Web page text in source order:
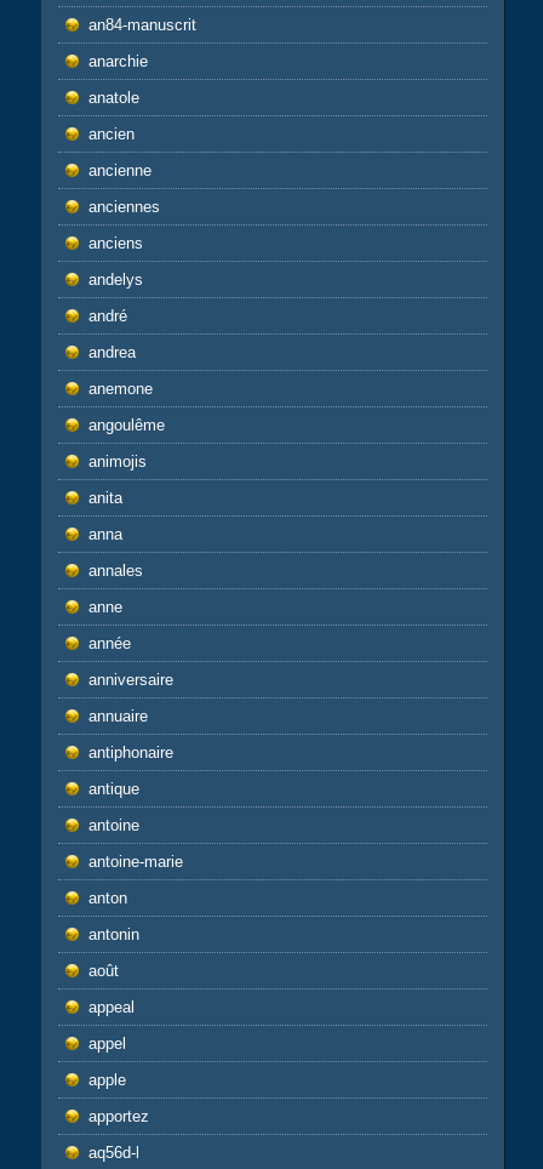
an84-manuscrit
anarchie
anatole
ancien
ancienne
anciennes
anciens
andelys
andré
andrea
anemone
angoulême
animojis
anita
anna
annales
anne
année
anniversaire
annuaire
antiphonaire
antique
antoine
antoine-marie
anton
antonin
août
appeal
appel
apple
apportez
aq56d-l